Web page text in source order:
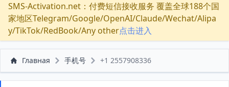
SMS-Activation.net：付费短信接收服务 覆盖全球188个国
家地区Telegram/Google/OpenAI/Claude/Wechat/Alipa
y/TikTok/RedBook/Any other点击进入
Главная 手机号 +1 2557908336